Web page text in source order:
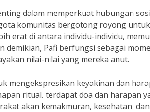
dalam memperkuat hubungan
komunitas bergotong royong
erat di antara individu-individu,
demikian, Pafi berfungsi sebagai
nilai-nilai yang mereka anut.
mengekspresikan keyakinan dan
ritual, terdapat doa dan harapan
akan kemakmuran, kesehatan,